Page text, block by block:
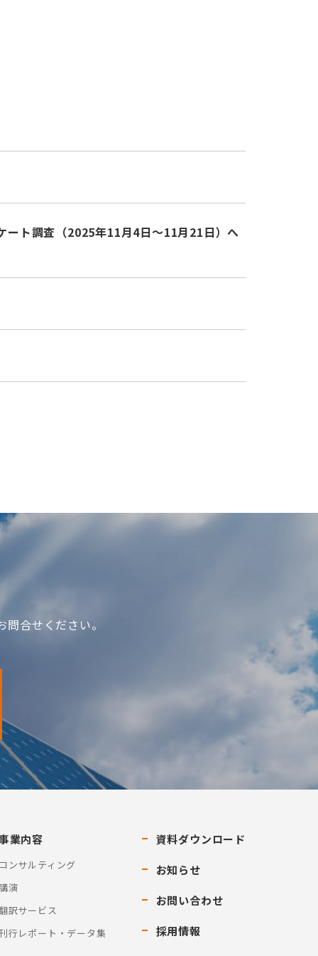
ート調査（2025年11月4日～11月21日）へ
合せください。
業内容
コンサルティング
演
訳サービス
行レポート・データ集
資料ダウンロード
お知らせ
お問い合わせ
採用情報